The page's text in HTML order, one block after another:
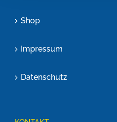
Shop
Impressum
Datenschutz